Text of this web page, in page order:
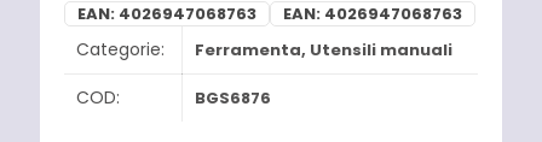
EAN: 4026947068763 EAN: 4026947068763
Categorie: Ferramenta, Utensili manuali
COD: BGS6876